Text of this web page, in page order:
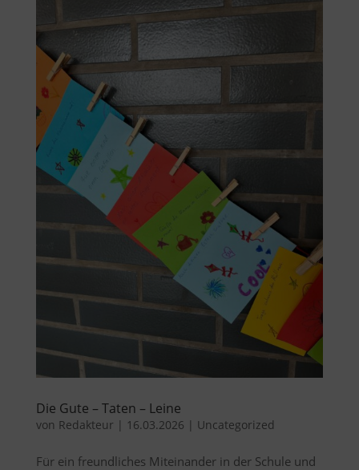
Die Gute – Taten – Leine
von Redakteur | 16.03.2026 | Uncategorized
Für ein freundliches Miteinander in der Schule und